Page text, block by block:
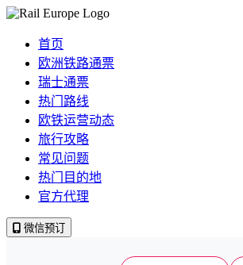
首页
欧洲铁路通票
瑞士通票
热门路线
欧铁运营动态
旅行攻略
常见问题
热门目的地
官方代理
微信预订